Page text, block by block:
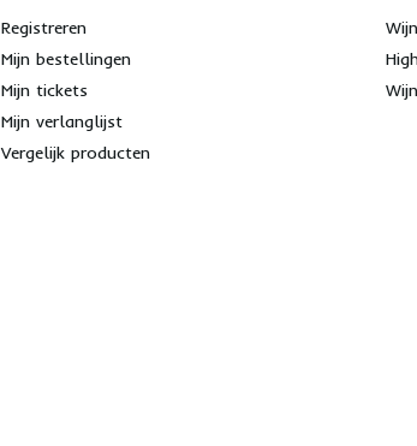
Registreren
Mijn bestellingen
Mijn tickets
Mijn verlanglijst
Vergelijk producten